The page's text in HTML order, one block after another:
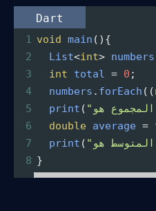
Dart
1 void main (){
2
List<int> numbers
3
int total = 0 ;
4
numbers . forEach ((
5
print (
6
double average =
7
print (
8 }